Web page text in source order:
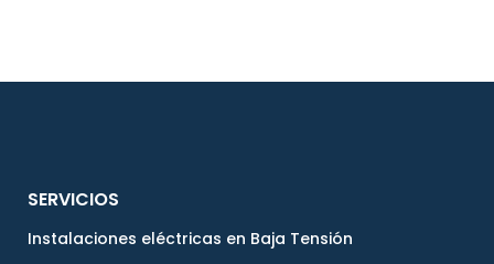
SERVICIOS
Instalaciones eléctricas en Baja Tensión